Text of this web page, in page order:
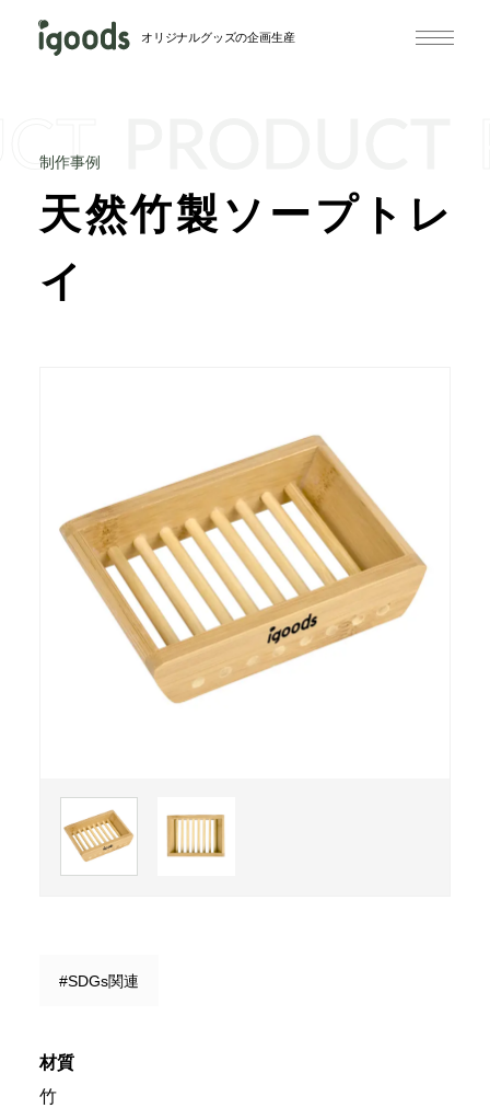
オリジナルグッズの企画生産
天然竹製ソープトレ
イ
制作事例
#SDGs関連
材質
竹